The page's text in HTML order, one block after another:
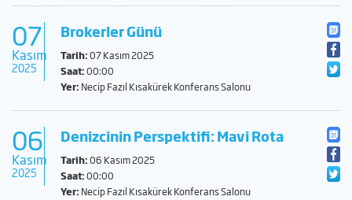
07
Kasım
2025
Brokerler Günü
Tarih:07 Kasım 2025
Saat:00:00
Yer: Necip Fazıl Kısakürek Konferans Salonu
06
Kasım
2025
Denizcinin Perspektifi: Mavi Rota
Tarih:06 Kasım 2025
Saat:00:00
Yer: Necip Fazıl Kısakürek Konferans Salonu